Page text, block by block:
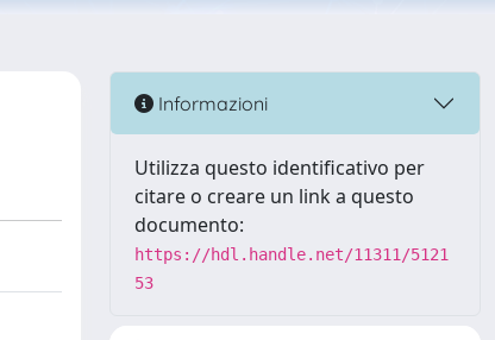
Informazioni
Utilizza questo identificativo per
citare o creare un link a questo
documento:
https://hdl.handle.net/11311/5121
53